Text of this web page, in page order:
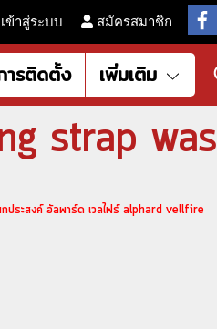
ข้าสู่ระบบ สมัครสมาชิก
ารติดตั้ง เพิ่มเติม
strap
ระสงค์ อัลพาร์ด เวลไฟร์ alphard vellfire